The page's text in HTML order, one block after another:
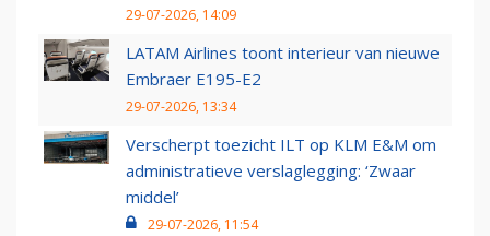
29-07-2026, 14:09
LATAM Airlines toont interieur van nieuwe
Embraer E195-E2
29-07-2026, 13:34
Verscherpt toezicht ILT op KLM E&M om
administratieve verslaglegging: ‘Zwaar
middel’
29-07-2026, 11:54